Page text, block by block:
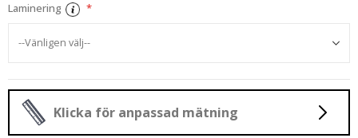
Laminering
Klicka för anpassad mätning